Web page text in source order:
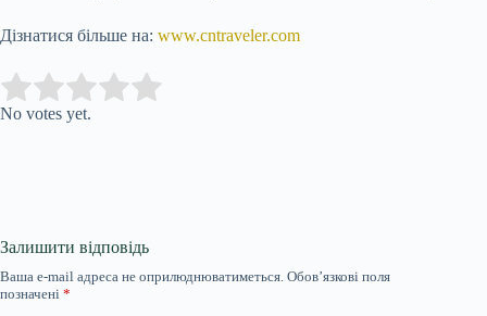
Дізнатися більше на: www.cntraveler.com
Rate this item:
No votes yet.
Залишити відповідь
Ваша e-mail адреса не оприлюднюватиметься. Обов’язкові поля
позначені *